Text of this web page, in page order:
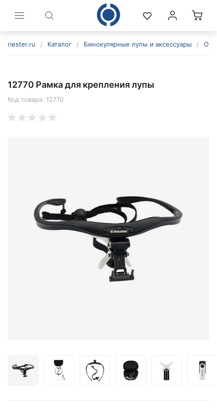
riester.ru / Каталог / Бинокулярные лупы и аксессуары /
12770 Рамка для крепления лупы
Код товара: 12770